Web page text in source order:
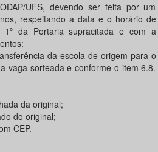
UFS, devendo ser feita por um
respeitando a data e o horário de
da Portaria supracitada e com a
da escola de origem para o
vaga sorteada e conforme o item 6.8.
da original;
do original;
CEP.